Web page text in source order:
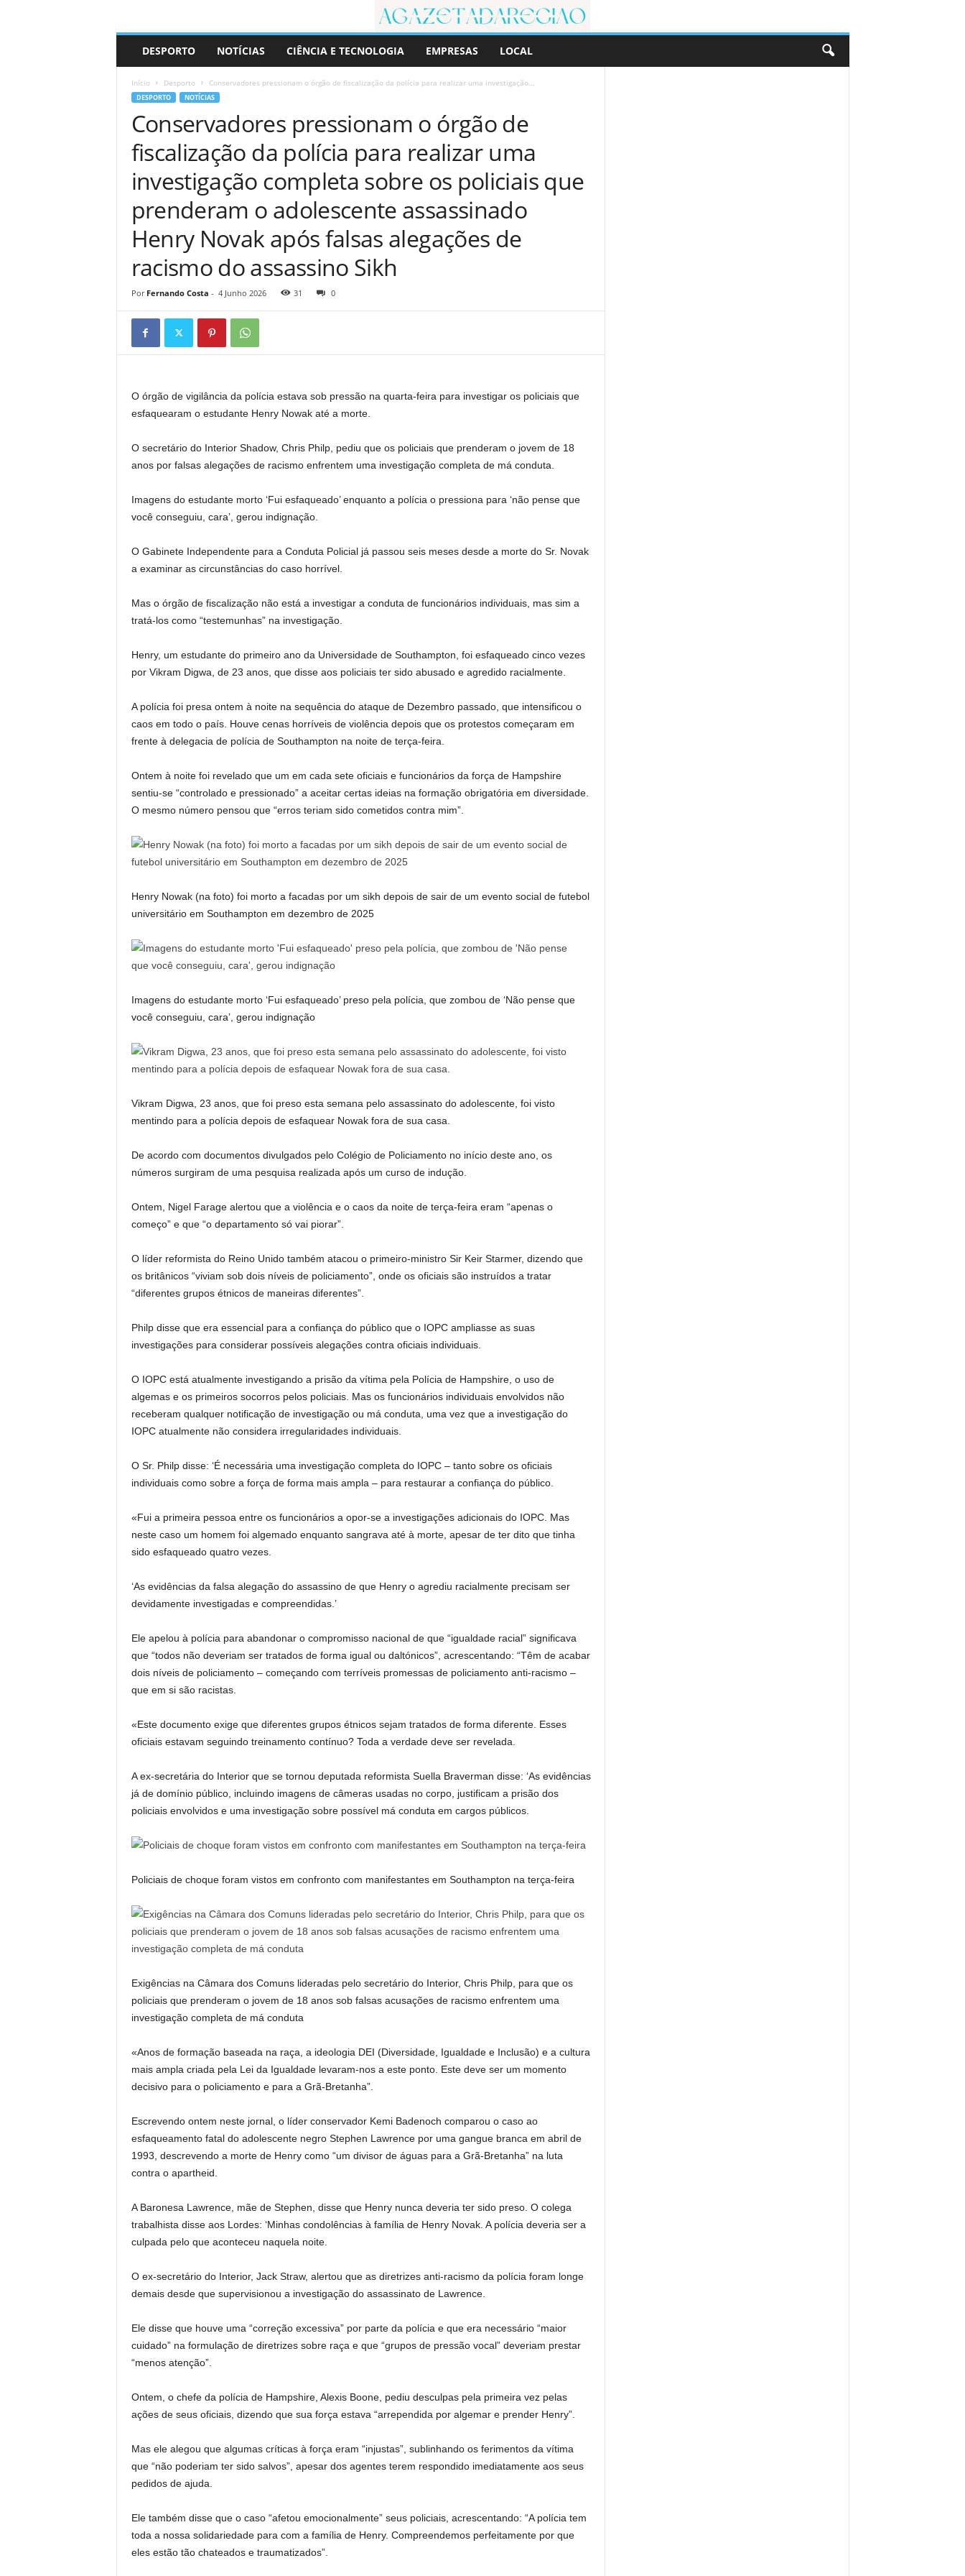
r
DESPORTO NOTÍCIAS CIÊNCIA E TECNOLOGIA EMPRESAS LOCAL
Início Desporto Conservadores pressionam o órgão de fiscalização da polícia para realizar uma investigação...
DESPORTO NOTÍCIAS
Conservadores pressionam o órgão de
fiscalização da polícia para realizar uma
investigação completa sobre os policiais que
prenderam o adolescente assassinado
Henry Novak após falsas alegações de
racismo do assassino Sikh
Por Fernando Costa - 4 Junho 2026 31 0
O órgão de vigilância da polícia estava sob pressão na quarta-feira para investigar os policiais que
esfaquearam o estudante Henry Nowak até a morte.
O secretário do Interior Shadow, Chris Philp, pediu que os policiais que prenderam o jovem de 18
anos por falsas alegações de racismo enfrentem uma investigação completa de má conduta.
Imagens do estudante morto ‘Fui esfaqueado’ enquanto a polícia o pressiona para ‘não pense que
você conseguiu, cara’, gerou indignação.
O Gabinete Independente para a Conduta Policial já passou seis meses desde a morte do Sr. Novak
a examinar as circunstâncias do caso horrível.
Mas o órgão de fiscalização não está a investigar a conduta de funcionários individuais, mas sim a
tratá-los como “testemunhas” na investigação.
Henry, um estudante do primeiro ano da Universidade de Southampton, foi esfaqueado cinco vezes
por Vikram Digwa, de 23 anos, que disse aos policiais ter sido abusado e agredido racialmente.
A polícia foi presa ontem à noite na sequência do ataque de Dezembro passado, que intensificou o
caos em todo o país. Houve cenas horríveis de violência depois que os protestos começaram em
frente à delegacia de polícia de Southampton na noite de terça-feira.
Ontem à noite foi revelado que um em cada sete oficiais e funcionários da força de Hampshire
sentiu-se “controlado e pressionado” a aceitar certas ideias na formação obrigatória em diversidade.
O mesmo número pensou que “erros teriam sido cometidos contra mim”.
Henry Nowak (na foto) foi morto a facadas por um sikh depois de sair de um evento social de futebol
universitário em Southampton em dezembro de 2025
Imagens do estudante morto ‘Fui esfaqueado’ preso pela polícia, que zombou de ‘Não pense que
você conseguiu, cara’, gerou indignação
Vikram Digwa, 23 anos, que foi preso esta semana pelo assassinato do adolescente, foi visto
mentindo para a polícia depois de esfaquear Nowak fora de sua casa.
De acordo com documentos divulgados pelo Colégio de Policiamento no início deste ano, os
números surgiram de uma pesquisa realizada após um curso de indução.
Ontem, Nigel Farage alertou que a violência e o caos da noite de terça-feira eram “apenas o
começo” e que “o departamento só vai piorar”.
O líder reformista do Reino Unido também atacou o primeiro-ministro Sir Keir Starmer, dizendo que
os britânicos “viviam sob dois níveis de policiamento”, onde os oficiais são instruídos a tratar
“diferentes grupos étnicos de maneiras diferentes”.
Philp disse que era essencial para a confiança do público que o IOPC ampliasse as suas
investigações para considerar possíveis alegações contra oficiais individuais.
O IOPC está atualmente investigando a prisão da vítima pela Polícia de Hampshire, o uso de
algemas e os primeiros socorros pelos policiais. Mas os funcionários individuais envolvidos não
receberam qualquer notificação de investigação ou má conduta, uma vez que a investigação do
IOPC atualmente não considera irregularidades individuais.
O Sr. Philp disse: ‘É necessária uma investigação completa do IOPC – tanto sobre os oficiais
individuais como sobre a força de forma mais ampla – para restaurar a confiança do público.
«Fui a primeira pessoa entre os funcionários a opor-se a investigações adicionais do IOPC. Mas
neste caso um homem foi algemado enquanto sangrava até à morte, apesar de ter dito que tinha
sido esfaqueado quatro vezes.
‘As evidências da falsa alegação do assassino de que Henry o agrediu racialmente precisam ser
devidamente investigadas e compreendidas.’
Ele apelou à polícia para abandonar o compromisso nacional de que “igualdade racial” significava
que “todos não deveriam ser tratados de forma igual ou daltónicos”, acrescentando: “Têm de acabar
dois níveis de policiamento – começando com terríveis promessas de policiamento anti-racismo –
que em si são racistas.
«Este documento exige que diferentes grupos étnicos sejam tratados de forma diferente. Esses
oficiais estavam seguindo treinamento contínuo? Toda a verdade deve ser revelada.
A ex-secretária do Interior que se tornou deputada reformista Suella Braverman disse: ‘As evidências
já de domínio público, incluindo imagens de câmeras usadas no corpo, justificam a prisão dos
policiais envolvidos e uma investigação sobre possível má conduta em cargos públicos.
Policiais de choque foram vistos em confronto com manifestantes em Southampton na terça-feira
Exigências na Câmara dos Comuns lideradas pelo secretário do Interior, Chris Philp, para que os
policiais que prenderam o jovem de 18 anos sob falsas acusações de racismo enfrentem uma
investigação completa de má conduta
«Anos de formação baseada na raça, a ideologia DEI (Diversidade, Igualdade e Inclusão) e a cultura
mais ampla criada pela Lei da Igualdade levaram-nos a este ponto. Este deve ser um momento
decisivo para o policiamento e para a Grã-Bretanha”.
Escrevendo ontem neste jornal, o líder conservador Kemi Badenoch comparou o caso ao
esfaqueamento fatal do adolescente negro Stephen Lawrence por uma gangue branca em abril de
1993, descrevendo a morte de Henry como “um divisor de águas para a Grã-Bretanha” na luta
contra o apartheid.
A Baronesa Lawrence, mãe de Stephen, disse que Henry nunca deveria ter sido preso. O colega
trabalhista disse aos Lordes: ‘Minhas condolências à família de Henry Novak. A polícia deveria ser a
culpada pelo que aconteceu naquela noite.
O ex-secretário do Interior, Jack Straw, alertou que as diretrizes anti-racismo da polícia foram longe
demais desde que supervisionou a investigação do assassinato de Lawrence.
Ele disse que houve uma “correção excessiva” por parte da polícia e que era necessário “maior
cuidado” na formulação de diretrizes sobre raça e que “grupos de pressão vocal” deveriam prestar
“menos atenção”.
Ontem, o chefe da polícia de Hampshire, Alexis Boone, pediu desculpas pela primeira vez pelas
ações de seus oficiais, dizendo que sua força estava “arrependida por algemar e prender Henry”.
Mas ele alegou que algumas críticas à força eram “injustas”, sublinhando os ferimentos da vítima
que “não poderiam ter sido salvos”, apesar dos agentes terem respondido imediatamente aos seus
pedidos de ajuda.
Ele também disse que o caso “afetou emocionalmente” seus policiais, acrescentando: “A polícia tem
toda a nossa solidariedade para com a família de Henry. Compreendemos perfeitamente por que
eles estão tão chateados e traumatizados”.